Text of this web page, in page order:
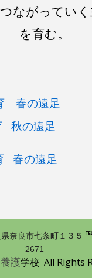
ながってい
を育む。
春の遠足
秋の遠足
春の遠足
奈良市七条町１３５
2671
護学校 All Rights